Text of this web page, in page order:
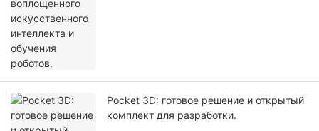
Pocket 3D: готовое решение и открытый
комплект для разработки.